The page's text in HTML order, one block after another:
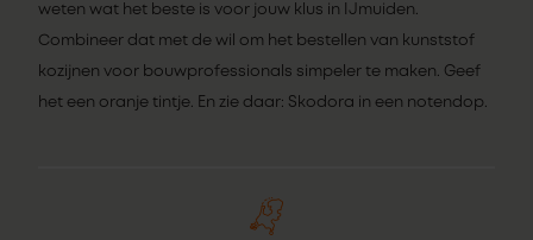
weten wat het beste is voor jouw klus in IJmuiden.
Combineer dat met de wil om het bestellen van kunststof
kozijnen voor bouwprofessionals simpeler te maken. Geef
het een oranje tintje. En zie daar: Skodora in een notendop.